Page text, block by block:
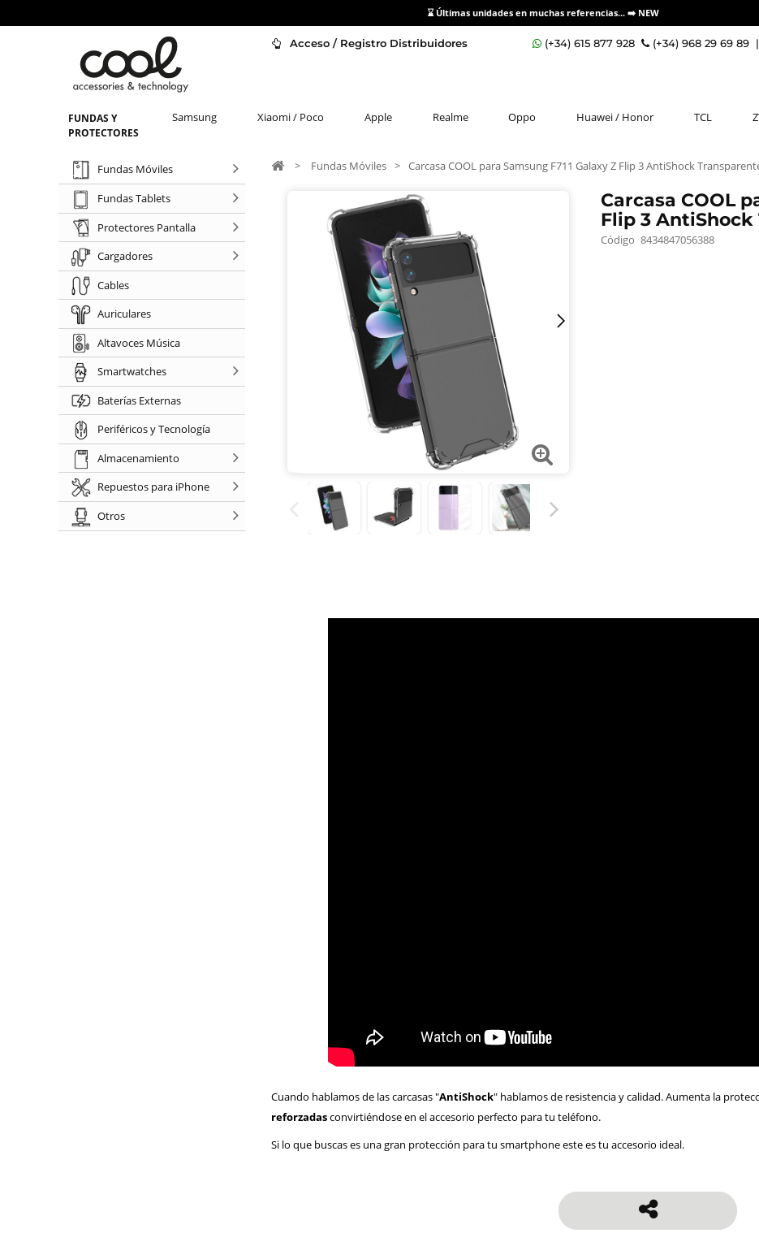
⌛ Últimas unidades en muchas referencias... ➡️ NEW
Acceso / Registro Distribuidores (+34) 615 877 928 (+34) 968 29 69 89 |
FUNDAS Y
PROTECTORES
Samsung Xiaomi / Poco Apple Realme Oppo Huawei / Honor TCL
Fundas Móviles
Fundas Tablets
Protectores Pantalla
Cargadores
Cables
Auriculares
Altavoces Música
Smartwatches
Baterías Externas
Periféricos y Tecnología
Almacenamiento
Repuestos para iPhone
Otros
> Fundas Móviles > Carcasa COOL para Samsung F711 Galaxy Z Flip 3 AntiShock
Carcasa COOL
Flip 3
Código 8434847056388
Cuando hablamos de las carcasas "AntiShock" hablamos de resistencia y calidad. Aumenta la
reforzadasconvirtiéndose en el accesorio perfecto para tu teléfono.
Si lo que buscas es una gran protección para tu smartphone este es tu accesorio ideal.